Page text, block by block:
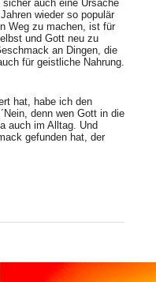
auch eine Ursache
wieder so populär
Weg zu machen, ist für
und Gott neu zu
an Dingen, die
für geistliche Nahrung.
hat, habe ich den
denn wen Gott in die
auch im Alltag. Und
gefunden hat, der